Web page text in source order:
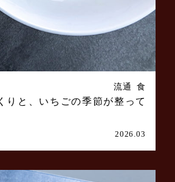
流通 食
りと、いちごの季節が整って
2026.03